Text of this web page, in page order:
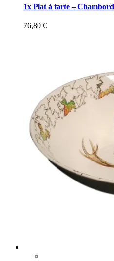
1x Plat à tarte – Chambord
76,80 €